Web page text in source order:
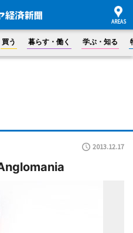
買う 暮らす・働く 学ぶ・知る
2013.12.17